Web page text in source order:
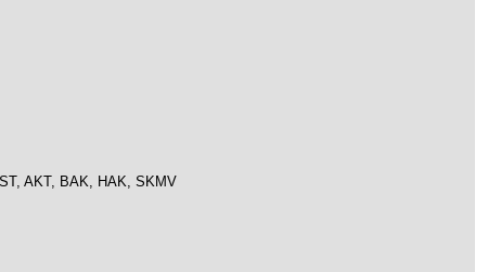
AKT, BAK, HAK, SKMV